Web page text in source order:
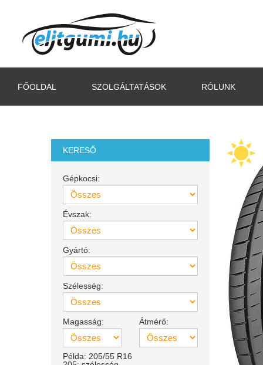
FŐOLDAL SZOLGÁLTATÁSOK RÓLUNK
KERESŐ
Gépkocsi:
Évszak:
Gyártó:
Szélesség:
Magasság: Átmérő:
Példa: 205/55 R16